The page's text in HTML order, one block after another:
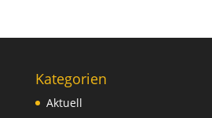
Kategorien
Aktuell